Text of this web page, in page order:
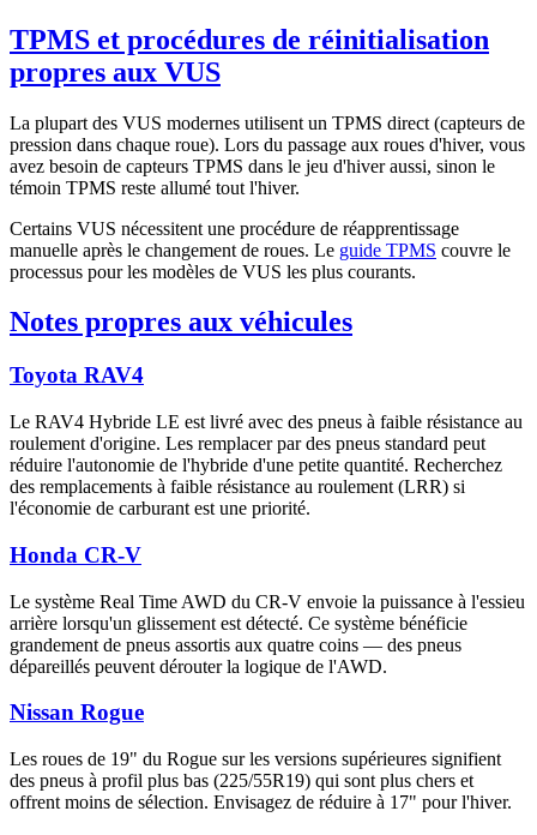
TPMS et procédures de réinitialisation
propres aux VUS
La plupart des VUS modernes utilisent un TPMS direct (capteurs de
pression dans chaque roue). Lors du passage aux roues d'hiver, vous
avez besoin de capteurs TPMS dans le jeu d'hiver aussi, sinon le
témoin TPMS reste allumé tout l'hiver.
Certains VUS nécessitent une procédure de réapprentissage
manuelle après le changement de roues. Le guide TPMS couvre le
processus pour les modèles de VUS les plus courants.
Notes propres aux véhicules
Toyota RAV4
Le RAV4 Hybride LE est livré avec des pneus à faible résistance au
roulement d'origine. Les remplacer par des pneus standard peut
réduire l'autonomie de l'hybride d'une petite quantité. Recherchez
des remplacements à faible résistance au roulement (LRR) si
l'économie de carburant est une priorité.
Honda CR-V
Le système Real Time AWD du CR-V envoie la puissance à l'essieu
arrière lorsqu'un glissement est détecté. Ce système bénéficie
grandement de pneus assortis aux quatre coins — des pneus
dépareillés peuvent dérouter la logique de l'AWD.
Nissan Rogue
Les roues de 19" du Rogue sur les versions supérieures signifient
des pneus à profil plus bas (225/55R19) qui sont plus chers et
offrent moins de sélection. Envisagez de réduire à 17" pour l'hiver.